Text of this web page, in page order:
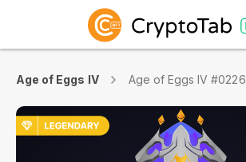
Age of Eggs IV Age of Eggs IV #0226